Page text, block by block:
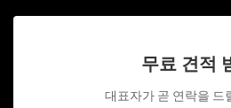
무료 견적
대표자가 곧 연락을 드